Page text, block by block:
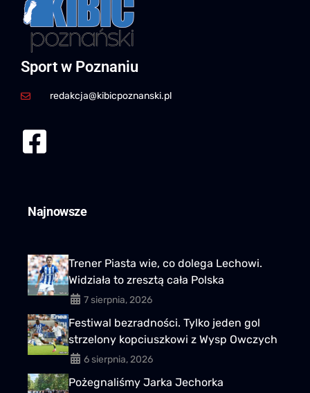
Sport w Poznaniu
redakcja@kibicpoznanski.pl
Najnowsze
Trener Piasta wie, co dolega Lechowi.
Widziała to zresztą cała Polska
7 sierpnia, 2026
Festiwal bezradności. Tylko jeden gol
strzelony kopciuszkowi z Wysp Owczych
6 sierpnia, 2026
Pożegnaliśmy Jarka Jechorka